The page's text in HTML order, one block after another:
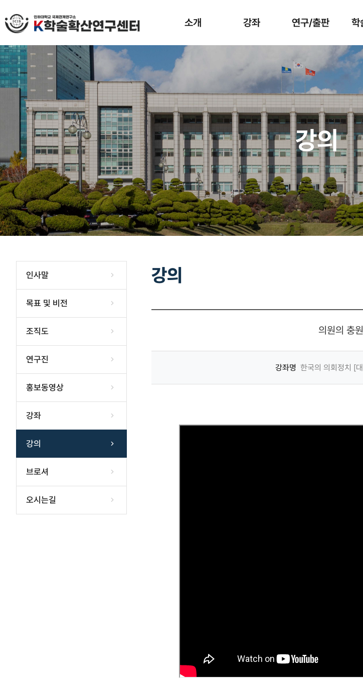
소개
인사말
조직도
연구진
홍보동영상
강좌
강의
브로셔
오시는길
강좌 연구/출판 학
강의
인사말
목표 및 비전
조직도
연구진
홍보동영상
강좌
강의
브로셔
오시는길
강의
의원의 충
강좌명 한국의 의회정치 [